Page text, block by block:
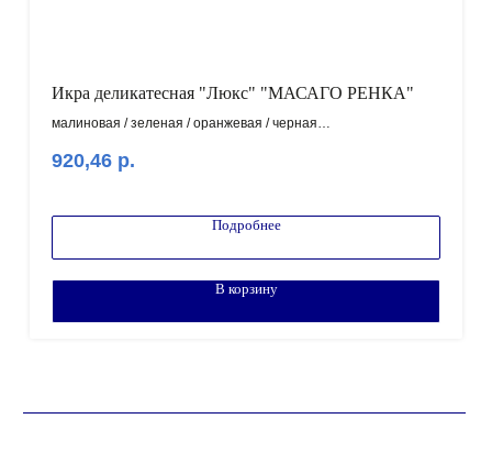
Икра деликатесная "Люкс" "МАСАГО РЕНКА"
малиновая / зеленая / оранжевая / черная
920,46 р.
Подробнее
В корзину